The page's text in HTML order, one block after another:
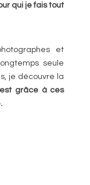
qui je fais tout
et
seule
je découvre la
grâce à ces